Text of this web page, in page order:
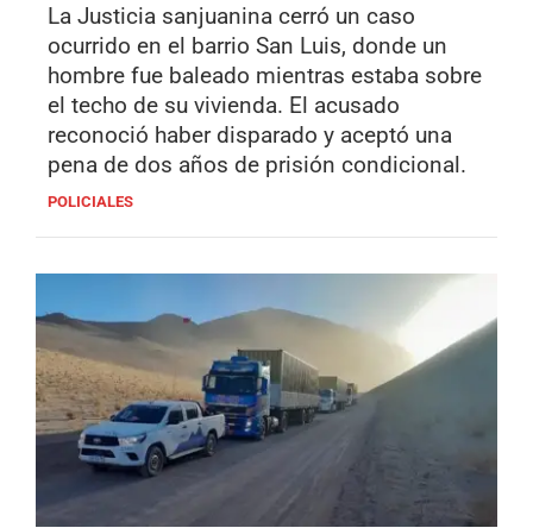
La Justicia sanjuanina cerró un caso
ocurrido en el barrio San Luis, donde un
hombre fue baleado mientras estaba sobre
el techo de su vivienda. El acusado
reconoció haber disparado y aceptó una
pena de dos años de prisión condicional.
POLICIALES